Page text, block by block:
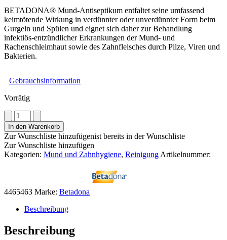
BETADONA® Mund-Antiseptikum entfaltet seine umfassend
keimtötende Wirkung in verdünnter oder unverdünnter Form beim
Gurgeln und Spülen und eignet sich daher zur Behandlung
infektiös-entzündlicher Erkrankungen der Mund- und
Rachenschleimhaut sowie des Zahnfleisches durch Pilze, Viren und
Bakterien.
Gebrauchsinformation
Vorrätig
Betadona®
Mund-
Antiseptikum
Menge
In den Warenkorb
Zur Wunschliste hinzufügenist bereits in der Wunschliste
Zur Wunschliste hinzufügen
Kategorien: Mund und Zahnhygiene, Reinigung Artikelnummer:
4465463 Marke: Betadona
Beschreibung
Beschreibung